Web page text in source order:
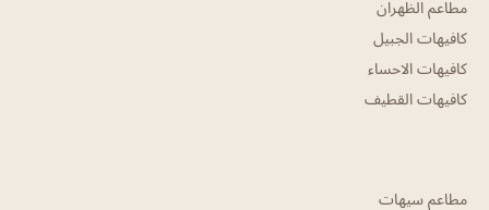
مطاعم الظهران
كافيهات الجبيل
كافيهات الاحساء
كافيهات القطيف
مطاعم سيهات